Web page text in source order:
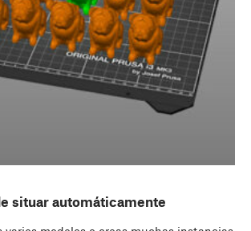
situar automáticamente